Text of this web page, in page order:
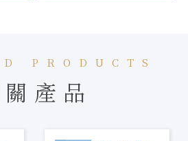
PRODUCTS
產品